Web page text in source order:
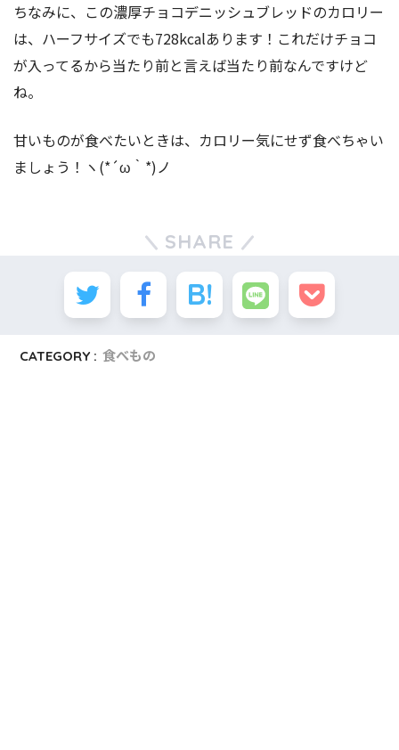
ちなみに、この濃厚チョコデニッシュブレッドのカロリー
は、ハーフサイズでも728kcalあります！これだけチョコ
が入ってるから当たり前と言えば当たり前なんですけど
ね。
甘いものが食べたいときは、カロリー気にせず食べちゃい
ましょう！ヽ(*´ω｀*)ノ
SHARE
CATEGORY : 食べもの